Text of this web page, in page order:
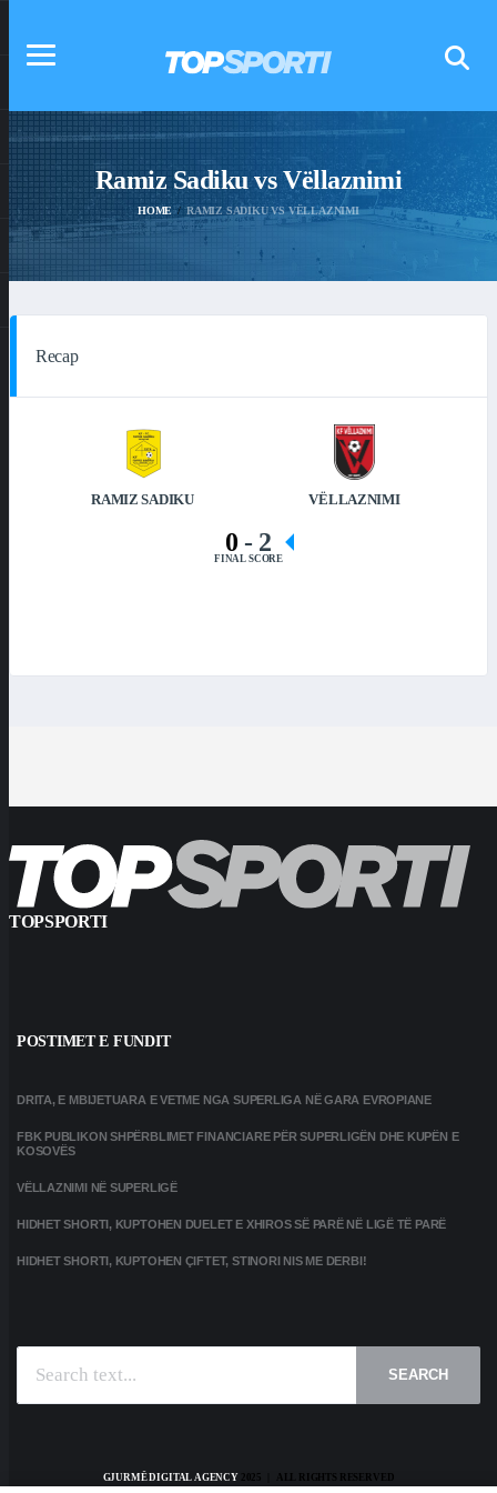
Ramiz Sadiku vs Vëllaznimi
HOME RAMIZ SADIKU VS VËLLAZNIMI
Recap
RAMIZ SADIKU VËLLAZNIMI
0- 2
FINAL SCORE
TOPSPORTI
POSTIMET E FUNDIT
DRITA, E MBIJETUARA E VETME NGA SUPERLIGA NË GARA EVROPIANE
FBK PUBLIKON SHPËRBLIMET FINANCIARE PËR SUPERLIGËN DHE KUPËN E
KOSOVËS
VËLLAZNIMI NË SUPERLIGË
HIDHET SHORTI, KUPTOHEN DUELET E XHIROS SË PARË NË LIGË TË PARË
HIDHET SHORTI, KUPTOHEN ÇIFTET, STINORI NIS ME DERBI!
SEARCH
GJURMË DIGITAL AGENCY2025 | ALL RIGHTS RESERVED